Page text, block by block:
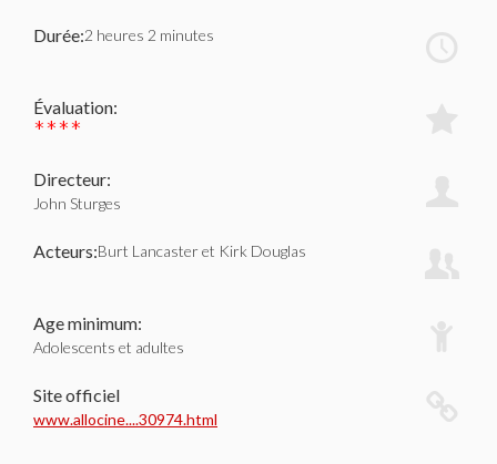
Durée:2 heures 2 minutes
Évaluation:
****
Directeur:
John Sturges
Acteurs:Burt Lancaster et Kirk Douglas
Age minimum:
Adolescents et adultes
Site officiel
www.allocine....30974.html